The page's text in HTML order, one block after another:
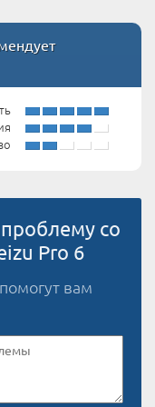
со
Pro 6
вам